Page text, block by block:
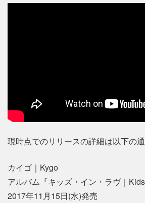
現時点でのリリースの詳細は以下の通
カイゴ｜Kygo
アルバム『キッズ・イン・ラヴ｜Kids
2017年11月15日(水)発売